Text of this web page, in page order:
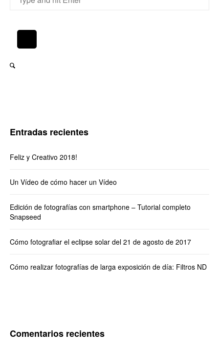
Entradas recientes
Feliz y Creativo 2018!
Un Vídeo de cómo hacer un Vídeo
Edición de fotografías con smartphone – Tutorial completo
Snapseed
Cómo fotografiar el eclipse solar del 21 de agosto de 2017
Cómo realizar fotografías de larga exposición de día: Filtros ND
Comentarios recientes